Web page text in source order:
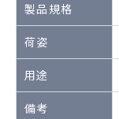
製品規格
荷姿
用途
備考